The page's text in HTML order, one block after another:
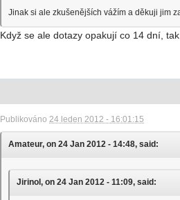
Jinak si ale zkušenějších vážím a děkuji jim
Když se ale dotazy opakují co 14 dní,
Publikováno24 leden 2012 - 16:01:15
Amateur, on 24 Jan 2012 - 14:48, said:
Jirinol, on 24 Jan 2012 - 11:09, said: